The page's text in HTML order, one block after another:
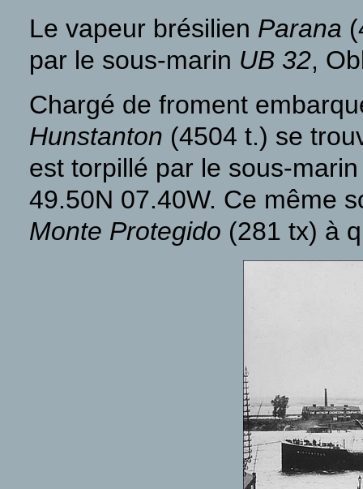
Le vapeur brésilien Parana
par le sous-marin UB 32,
Chargé de froment
Hunstanton (4504 t.) se
est torpillé par le sous-marin
49.50N 07.40W. Ce même
Monte Protegido (281 tx) à